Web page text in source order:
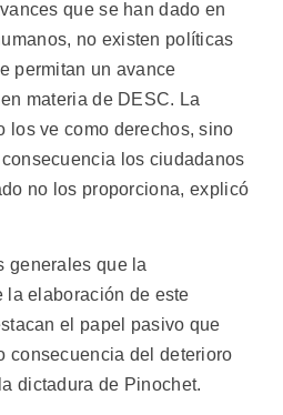
que se han dado en
no existen políticas
permitan un avance
materia de DESC. La
los ve como derechos, sino
los ciudadanos
no los proporciona, explicó
generales que la
la elaboración de este
el papel pasivo que
consecuencia del deterioro
dictadura de Pinochet.